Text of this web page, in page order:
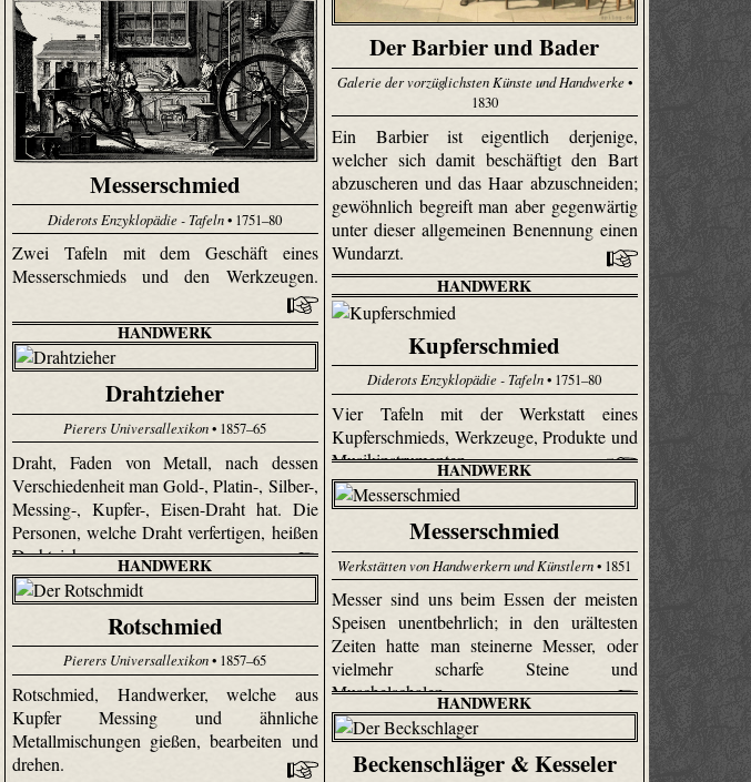
Der Barbier und Bader
Galerie der vorzüglichsten Künste und Handwerke•
1830
Ein Barbier ist eigentlich derjenige,
welcher sich damit beschäftigt den Bart
abzu­scheren und das Haar abzuschneiden;
gewöhnlich begreift man aber gegenwärtig
unter dieser allgemeinen Benennung einen
Wundarzt.
Messerschmied
Diderots Enzyklopädie - Tafeln• 1751–80
Zwei Tafeln mit dem Geschäft eines
Messerschmieds und den Werkzeugen.
HANDWERK
Kupferschmied
Diderots Enzyklopädie - Tafeln• 1751–80
Vier Tafeln mit der Werkstatt eines
Kupferschmieds, Werkzeuge, Produkte und
Musikinstrumenten.
HANDWERK
Drahtzieher
Pierers Universallexikon• 1857–65
Draht, Faden von Metall, nach dessen
Verschiedenheit man Gold-, Platin-, Silber-,
Messing-, Kupfer-, Eisen-Draht hat. Die
Personen, welche Draht verfertigen, heißen
Drahtzieher.
HANDWERK
Messerschmied
Werkstätten von Handwerkern und Künstlern• 1851
Messer sind uns beim Essen der meisten
Speisen unentbehrlich; in den urältesten
Zeiten hatte man steinerne Messer, oder
vielmehr scharfe Steine und
Muschelschalen.
HANDWERK
Rotschmied
Pierers Universallexikon• 1857–65
Rotschmied, Handwerker, welche aus
Kupfer Messing und ähnliche
Metallmischungen gießen, bearbeiten und
drehen.
HANDWERK
Beckenschläger & Kesseler
Et inventore et occaecati perferendis sunt